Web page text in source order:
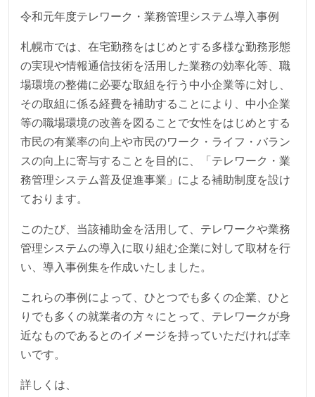
令和元年度テレワーク・業務管理システム導入事例
札幌市では、在宅勤務をはじめとする多様な勤務形態
の実現や情報通信技術を活用した業務の効率化等、職
場環境の整備に必要な取組を行う中小企業等に対し、
その取組に係る経費を補助することにより、中小企業
等の職場環境の改善を図ることで女性をはじめとする
市民の有業率の向上や市民のワーク・ライフ・バラン
スの向上に寄与することを目的に、「テレワーク・業
務管理システム普及促進事業」による補助制度を設け
ております。
このたび、当該補助金を活用して、テレワークや業務
管理システムの導入に取り組む企業に対して取材を行
い、導入事例集を作成いたしました。
これらの事例によって、ひとつでも多くの企業、ひと
りでも多くの就業者の方々にとって、テレワークが身
近なものであるとのイメージを持っていただければ幸
いです。
詳しくは、